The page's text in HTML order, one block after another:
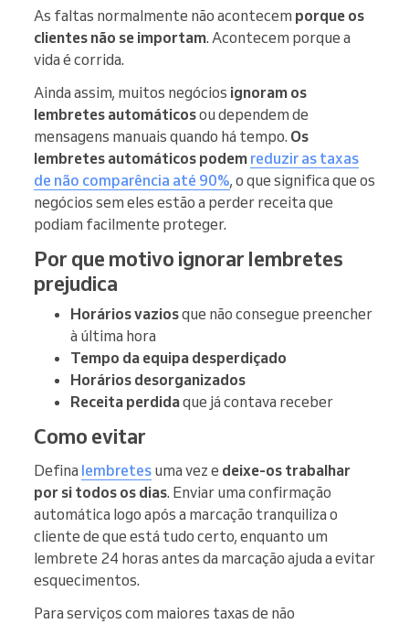
As faltas normalmente não acontecem porque os
clientes não se importam. Acontecem porque a
vida é corrida.
Ainda assim, muitos negócios ignoram os
lembretes automáticosou dependem de
mensagens manuais quando há tempo. Os
lembretes automáticos podem reduzir as taxas
de não comparência até 90%, o que significa que os
negócios sem eles estão a perder receita que
podiam facilmente proteger.
Por que motivo ignorar lembretes
prejudica
Horários vaziosque não consegue preencher
à última hora
Tempo da equipa desperdiçado
Horários desorganizados
Receita perdidaque já contava receber
Como evitar
Defina lembretes uma vez e deixe-os trabalhar
por si todos os dias. Enviar uma confirmação
automática logo após a marcação tranquiliza o
cliente de que está tudo certo, enquanto um
lembrete 24 horas antes da marcação ajuda a evitar
esquecimentos.
Para serviços com maiores taxas de não